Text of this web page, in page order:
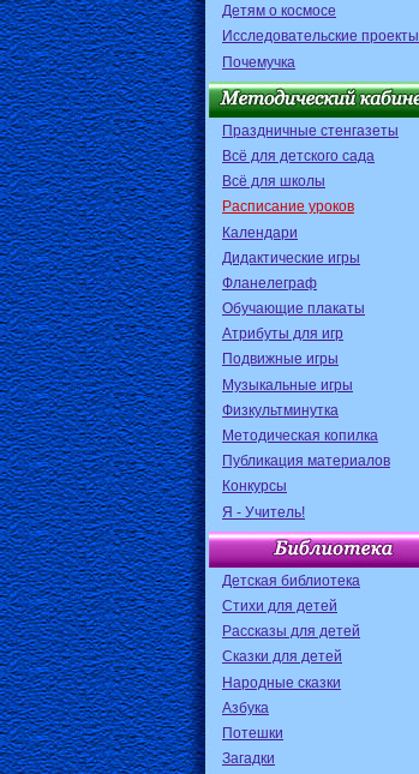
Детям о космосе
Исследовательские проекты
Почемучка
Праздничные стенгазеты
Всё для детского сада
Всё для школы
Расписание уроков
Календари
Дидактические игры
Фланелеграф
Обучающие плакаты
Атрибуты для игр
Подвижные игры
Музыкальные игры
Физкультминутка
Методическая копилка
Публикация материалов
Конкурсы
Я - Учитель!
Детская библиотека
Стихи для детей
Рассказы для детей
Сказки для детей
Народные сказки
Азбука
Потешки
Загадки